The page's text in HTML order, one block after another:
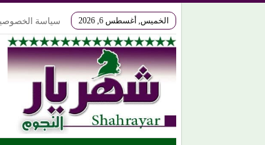
الخميس, أغسطس 6, 2026 سياسة